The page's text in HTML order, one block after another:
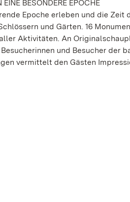
EINE BESONDERE EPOCHE
Epoche erleben und die
und Gärten. 16
Aktivitäten. An
und Besucher der
vermittelt den Gästen